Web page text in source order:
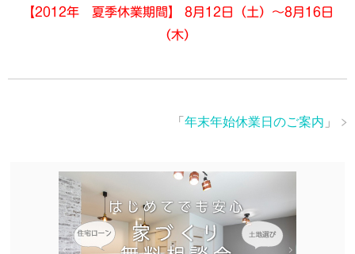
【2012年 夏季休業期間】 8月12日（土）～8月16日
（木）
「 年末年始休業日のご案内 」